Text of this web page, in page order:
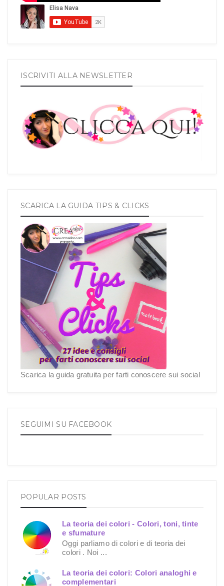
ISCRIVITI ALLA NEWSLETTER
SCARICA LA GUIDA TIPS & CLICKS
Scarica la guida gratuita per farti conoscere sui social
SEGUIMI SU FACEBOOK
POPULAR POSTS
La teoria dei colori - Colori, toni, tinte
e sfumature
Oggi parliamo di colori e di teoria dei
colori . Noi ...
La teoria dei colori: Colori analoghi e
complementari